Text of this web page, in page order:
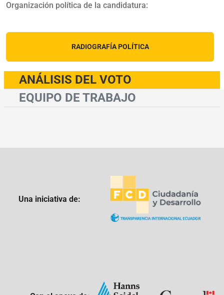
Organización política de la candidatura:
RADIOGRAFÍA POLÍTICA
ANÁLISIS DEL VOTO
EQUIPO DE TRABAJO
Una iniciativa de: